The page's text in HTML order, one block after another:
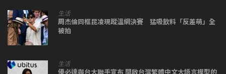
生活
周杰倫同框昆凌現蹤溫網決賽 猛吸飲料「反差萌」全
被拍
生活
優必達與台大聯手宣布 開啟台灣繁體中文大語言模型的